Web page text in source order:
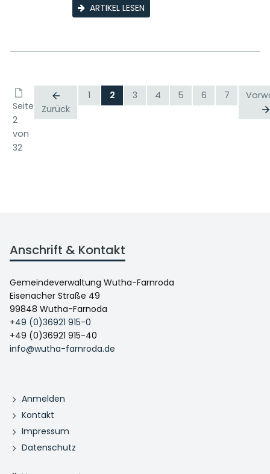
ARTIKEL LESEN
Seite
2
von
32
Zurück
1 2 3 4 5 6 7
Anschrift & Kontakt
Gemeindeverwaltung Wutha-Farnroda
Eisenacher Straße 49
99848 Wutha-Farnoda
+49 (0)36921 915-0
+49 (0)36921 915-40
info@wutha-farnroda.de
Anmelden
Kontakt
Impressum
Datenschutz